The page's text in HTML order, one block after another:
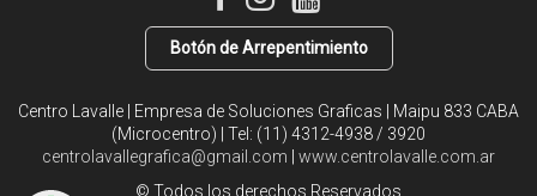
Botón de Arrepentimiento
Centro Lavalle | Empresa de Soluciones Graficas | Maipu 833 CABA
(Microcentro) | Tel: (11) 4312-4938 / 3920
centrolavallegrafica@gmail.com | www.centrolavalle.com.ar
© Todos los derechos Reservados